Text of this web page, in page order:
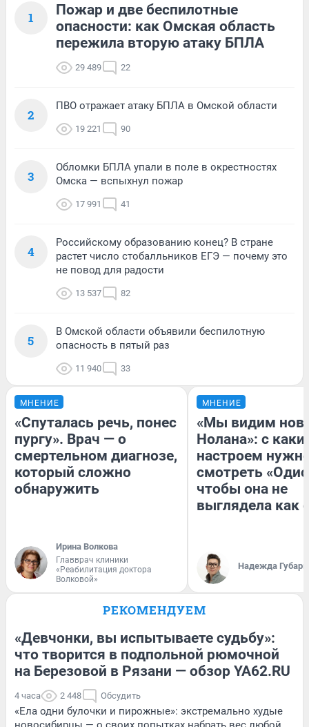
1
Пожар и две беспилотные
опасности: как Омская область
пережила вторую атаку БПЛА
29 489 22
2
ПВО отражает атаку БПЛА в Омской области
19 221 90
3
Обломки БПЛА упали в поле в окрестностях
Омска — вспыхнул пожар
17 991 41
4
Российскому образованию конец? В стране
растет число стобалльников ЕГЭ — почему это
не повод для радости
13 537 82
5
В Омской области объявили беспилотную
опасность в пятый раз
11 940 33
МНЕНИЕ
«Спуталась речь, понес
пургу». Врач — о
смертельном диагнозе,
который сложно
обнаружить
Ирина Волкова
Главврач клиники
«Реабилитация доктора
Волковой»
МНЕНИЕ
«Мы видим
Нолана»: с
настроем
смотреть
чтобы она не
выглядела как
Надежда Губарь
РЕКОМЕНДУЕМ
«Девчонки, вы испытываете судьбу»:
что творится в подпольной рюмочной
на Березовой в Рязани — обзор YA62.RU
4 часа 2 448 Обсудить
«Ела одни булочки и пирожные»: экстремально худые